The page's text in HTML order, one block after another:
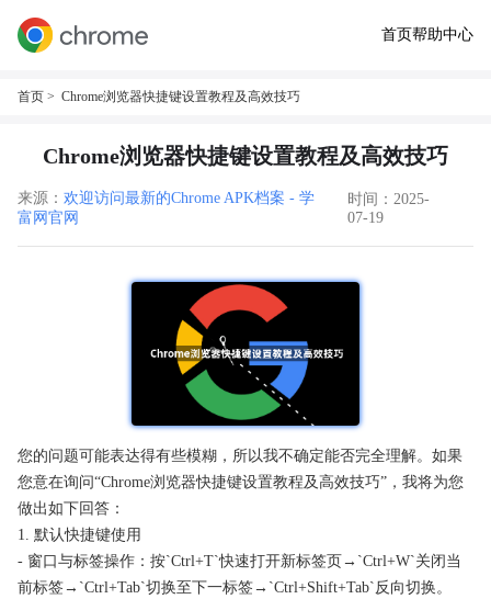
首页帮助中心
首页 > Chrome浏览器快捷键设置教程及高效技巧
Chrome浏览器快捷键设置教程及高效技巧
来源： 欢迎访问最新的Chrome APK档案 - 学
富网官网
时间：2025-
07-19
您的问题可能表达得有些模糊，所以我不确定能否完全理解。如果
您意在询问“Chrome浏览器快捷键设置教程及高效技巧”，我将为您
做出如下回答：
1. 默认快捷键使用
- 窗口与标签操作：按`Ctrl+T`快速打开新标签页→`Ctrl+W`关闭当
前标签→`Ctrl+Tab`切换至下一标签→`Ctrl+Shift+Tab`反向切换。